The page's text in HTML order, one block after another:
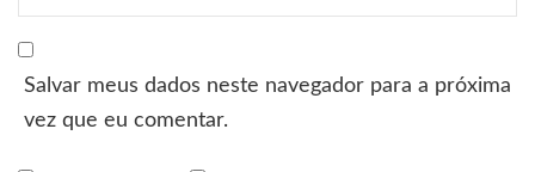
Salvar meus dados neste navegador para a próxima
vez que eu comentar.